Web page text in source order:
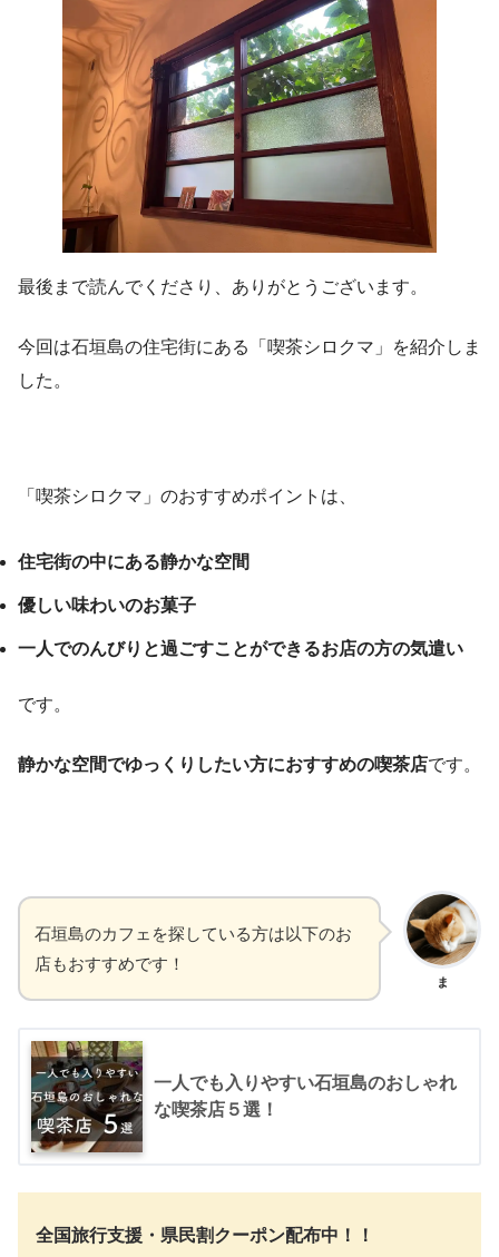
最後まで読んでくださり、ありがとうございます。
今回は石垣島の住宅街にある「喫茶シロクマ」を紹介しま
した。
「喫茶シロクマ」のおすすめポイントは、
住宅街の中にある静かな空間
優しい味わいのお菓子
一人でのんびりと過ごすことができるお店の方の気遣い
です。
静かな空間でゆっくりしたい方におすすめの喫茶店です。
ま
石垣島のカフェを探している方は以下のお
店もおすすめです！
一人でも入りやすい石垣島のおしゃれ
な喫茶店５選！
全国旅行支援・県民割クーポン配布中！！